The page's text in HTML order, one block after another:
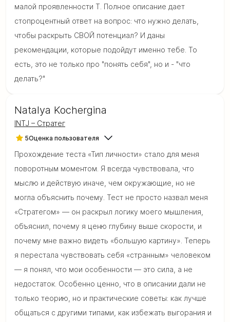
малой проявленности T. Полное описание дает
стопроцентный ответ на вопрос: что нужно делать,
чтобы раскрыть СВОЙ потенциал? И даны
рекомендации, которые подойдут именно тебе. То
есть, это не только про "понять себя", но и - "что
делать?"
Natalya Kochergina
INTJ – Стратег
5Оценка пользователя
Прохождение теста «Тип личности» стало для меня
поворотным моментом. Я всегда чувствовала, что
мыслю и действую иначе, чем окружающие, но не
могла объяснить почему. Тест не просто назвал меня
«Стратегом» — он раскрыл логику моего мышления,
объяснил, почему я ценю глубину выше скорости, и
почему мне важно видеть «большую картину». Теперь
я перестала чувствовать себя «странным» человеком
— я понял, что мои особенности — это сила, а не
недостаток. Особенно ценно, что в описании дали не
только теорию, но и практические советы: как лучше
общаться с другими типами, как избежать выгорания и